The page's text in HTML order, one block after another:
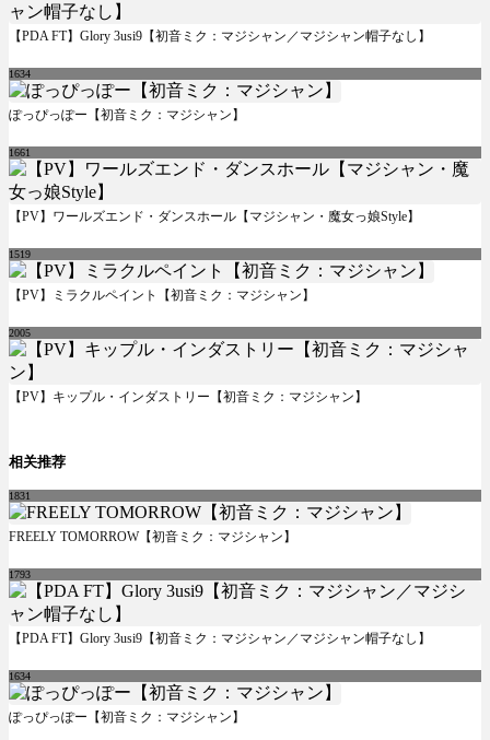
【PDA FT】Glory 3usi9【初音ミク：マジシャン／マジシャン帽子なし】
1634
ぽっぴっぽー【初音ミク：マジシャン】
1661
【PV】ワールズエンド・ダンスホール【マジシャン・魔女っ娘Style】
1519
【PV】ミラクルペイント【初音ミク：マジシャン】
2005
【PV】キップル・インダストリー【初音ミク：マジシャン】
相关推荐
1831
FREELY TOMORROW【初音ミク：マジシャン】
1793
【PDA FT】Glory 3usi9【初音ミク：マジシャン／マジシャン帽子なし】
1634
ぽっぴっぽー【初音ミク：マジシャン】